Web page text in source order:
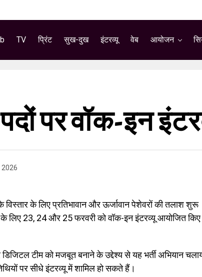
TV प्रिंट सुख-दुख इंटरव्यू वेब आयोजन
पर वॉक-इन
2026
के लिए प्रतिभावान और ऊर्जावान पेशेवरों की तलाश शुरू
लिए 23, 24 और 25 फरवरी को वॉक-इन इंटरव्यू आयोजित किए
टीम को मजबूत बनाने के उद्देश्य से यह भर्ती अभियान
पर सीधे इंटरव्यू में शामिल हो सकते हैं।